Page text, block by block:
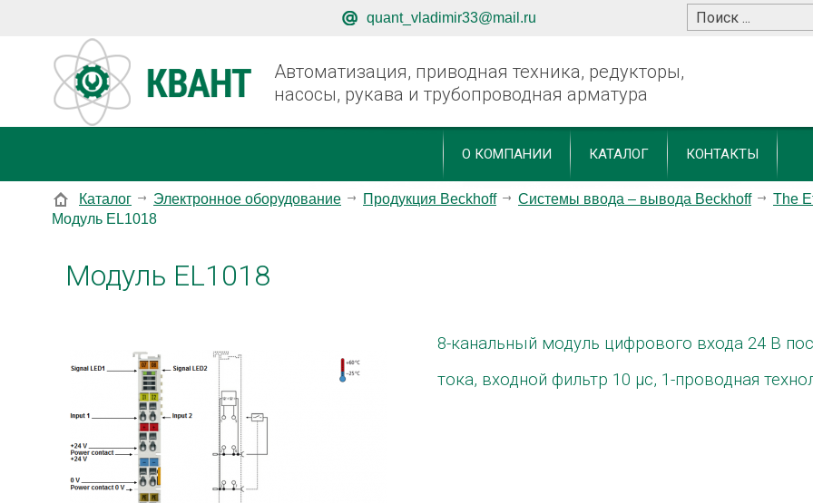
quant_vladimir33@mail.ru
Автоматизация, приводная техника, редукторы,
насосы, рукава и трубопроводная арматура
О КОМПАНИИ КАТАЛОГ КОНТАКТЫ
Каталог Электронное оборудование Продукция Beckhoff Системы ввода – вывода Beckhoff
The
Модуль EL1018
Модуль EL1018
8-канальный модуль цифрового входа 24 В
тока, входной фильтр 10 µс, 1-проводная